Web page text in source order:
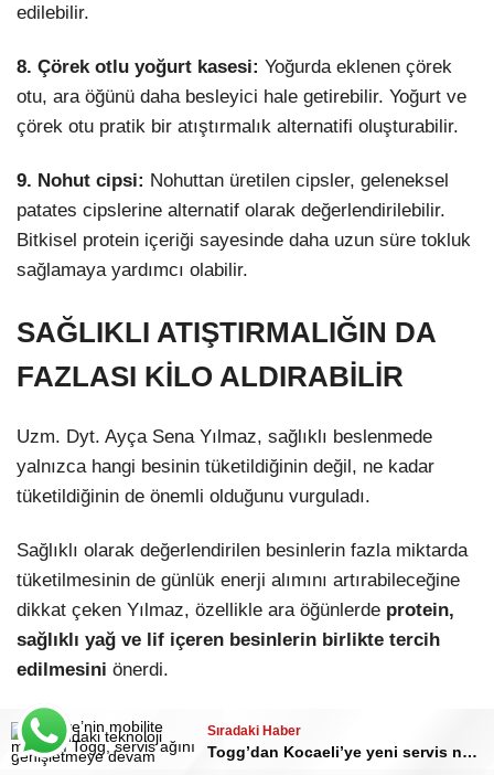
Sıradaki Haber
Açlık krizlerine 9 sağlıklı atıştırmalık
edilebilir.
8. Çörek otlu yoğurt kasesi: Yoğurda eklenen çörek
otu, ara öğünü daha besleyici hale getirebilir. Yoğurt ve
çörek otu pratik bir atıştırmalık alternatifi oluşturabilir.
9. Nohut cipsi: Nohuttan üretilen cipsler, geleneksel
patates cipslerine alternatif olarak değerlendirilebilir.
Bitkisel protein içeriği sayesinde daha uzun süre tokluk
sağlamaya yardımcı olabilir.
SAĞLIKLI ATIŞTIRMALIĞIN DA
FAZLASI KİLO ALDIRABİLİR
Uzm. Dyt. Ayça Sena Yılmaz, sağlıklı beslenmede
yalnızca hangi besinin tüketildiğinin değil, ne kadar
tüketildiğinin de önemli olduğunu vurguladı.
Sağlıklı olarak değerlendirilen besinlerin fazla miktarda
tüketilmesinin de günlük enerji alımını artırabileceğine
dikkat çeken Yılmaz, özellikle ara öğünlerde protein,
sağlıklı yağ ve lif içeren besinlerin birlikte tercih
edilmesini önerdi.
PAKETLİ GIDALARDA ETİKETE
Sıradaki Haber
Togg’dan Kocaeli’ye yeni servis noktası! Sayı 58’e yükseldi